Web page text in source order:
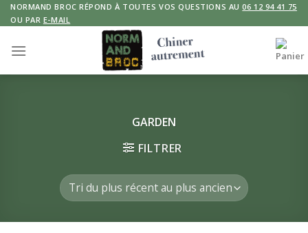
Skip
to
NORMAND BROC RÉPOND À TOUTES VOS QUESTIONS AU06 12 94 41 75
OU PAR E-MAIL
GARDEN
FILTRER